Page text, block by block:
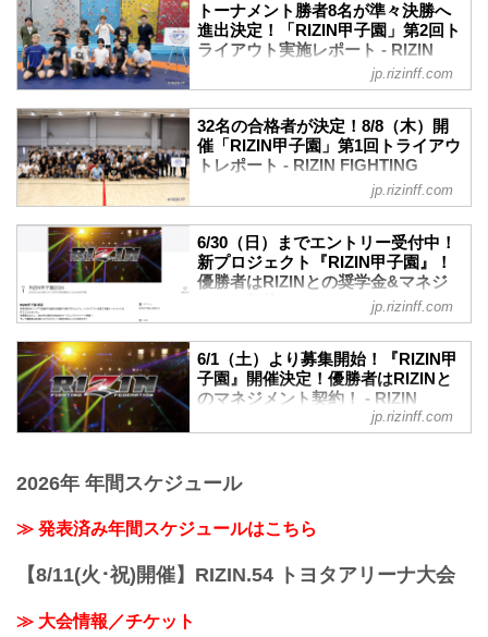
トーナメント勝者8名が準々決勝へ
進出決定！「RIZIN甲子園」第2回ト
ライアウト実施レポート - RIZIN
FIGHTING FEDERATION オフィシ
ャルサイト
2024年8月25日（日）都内某所にて、未
来のスター選手発掘を目的としたプロジ
ェクト「RIZIN甲子園」の第2回トライア
会場には「RIZIN甲子園」第1回トライア
退）が集まり、大晦日への出場権を賭け
たトーナメントを形式の試合が行われ
た。
RIZIN甲子園 理念
RIZINのリングで活躍する選手を発掘する
新プロジェクト。トライアウトを経て決
勝トーナメントを行います。決勝戦はな
んと、2024年大晦日のRIZINの...
jp.rizinff.com
32名の合格者が決定！8/8（木）開
催「RIZIN甲子園」第1回トライアウ
トレポート - RIZIN FIGHTING
FEDERATION オフィシャルサイト
のスター選手発掘を目的としたプロジェ
クト「RIZIN甲子園」の第1回トライアウ
トが開催された。
加者が集まり、午前のプログラム終了後
に合格者50名が発表、合格者のみで午後
のプログラムが実施された。
RIZIN甲子園とは
「RIZIN甲子園」理念
RIZINのリングで活躍する選手を発掘する
んと、2024年大晦日のRIZINのオープニ
jp.rizinff.com
6/30（日）までエントリー受付中！
新プロジェクト『RIZIN甲子園』！
優勝者はRIZINとの奨学⾦&マネジ
メント契約！ - RIZIN FIGHTING
FEDERATION オフィシャルサイト
未来のスター選手発掘を目的とした新プ
ロジェクト『RIZIN甲子園』のエントリー
が、6月1日（土）12時よりスタート！
このプロジェクトでは15〜18歳の男性を
対象に、「本気でRIZINのリングに上がり
んな熱い気持ちを持った将来のスター選
手候補を大募集！
う方は、出場者募集ページ、募集条件等
リーしよう！
jp.rizinff.com
6/1（土）より募集開始！『RIZIN甲
子園』開催決定！優勝者はRIZINと
のマネジメント契約！ - RIZIN
FIGHTING FEDERATION オフィシ
ャルサイト
新プロジェクト『RIZIN甲子園』が始動！
RIZINのリングで活躍する選手を発掘する
勝トーナメントを行います。
決勝戦はなんと、2024年大晦日のRIZIN
jp.rizinff.com
2026年 年間スケジュール
≫ 発表済み年間スケジュールはこちら
【8/11(火･祝)開催】RIZIN.54 トヨタアリーナ大会
≫ 大会情報／チケット